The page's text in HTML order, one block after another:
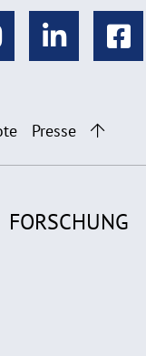
Presse
FORSCHUNG